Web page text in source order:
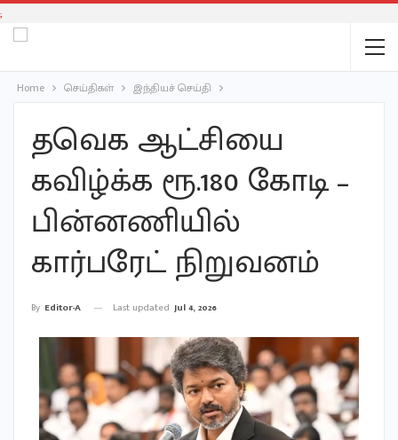
;
Home செய்திகள் இந்தியச் செய்தி
தவெக ஆட்சியை
கவிழ்க்க ரூ.180 கோடி –
பின்னணியில்
கார்பரேட் நிறுவனம்
By Editor-A Last updated Jul 4, 2026